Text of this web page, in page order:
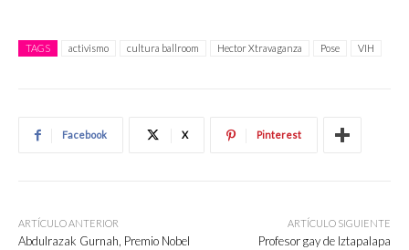
TAGS activismo cultura ballroom Hector Xtravaganza Pose VIH
Facebook X Pinterest
ARTÍCULO ANTERIOR
Abdulrazak Gurnah, Premio Nobel
ARTÍCULO SIGUIENTE
Profesor gay de Iztapalapa